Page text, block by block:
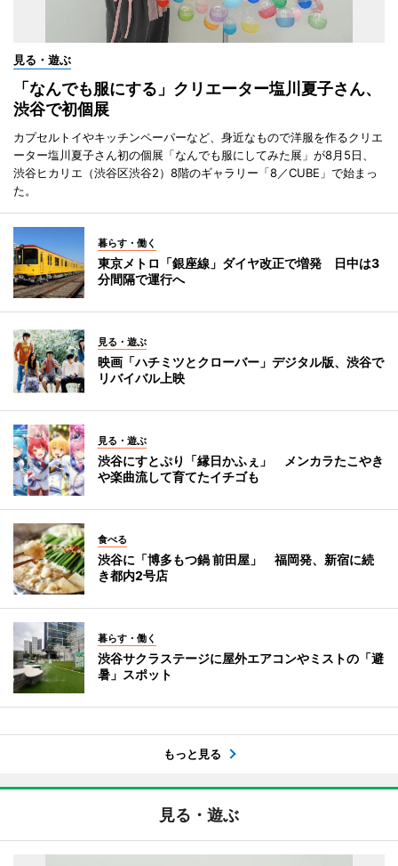
見る・遊ぶ
「なんでも服にする」クリエーター塩川夏子さん、
渋谷で初個展
カプセルトイやキッチンペーパーなど、身近なもので洋服を作るクリエ
ーター塩川夏子さん初の個展「なんでも服にしてみた展」が8月5日、
渋谷ヒカリエ（渋谷区渋谷2）8階のギャラリー「8／CUBE」で始まっ
た。
暮らす・働く
東京メトロ「銀座線」ダイヤ改正で増発 日中は3
分間隔で運行へ
見る・遊ぶ
映画「ハチミツとクローバー」デジタル版、渋谷で
リバイバル上映
見る・遊ぶ
渋谷にすとぷり「縁日かふぇ」 メンカラたこやき
や楽曲流して育てたイチゴも
食べる
渋谷に「博多もつ鍋 前田屋」 福岡発、新宿に続
き都内2号店
暮らす・働く
渋谷サクラステージに屋外エアコンやミストの「避
暑」スポット
もっと見る
見る・遊ぶ